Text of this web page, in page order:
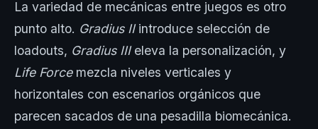
La variedad de mecánicas entre juegos es otro
punto alto. Gradius IIintroduce selección de
loadouts, Gradius IIIeleva la personalización, y
Life Forcemezcla niveles verticales y
horizontales con escenarios orgánicos que
parecen sacados de una pesadilla biomecánica.